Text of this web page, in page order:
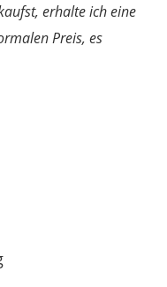
erhalte ich eine
Preis, es